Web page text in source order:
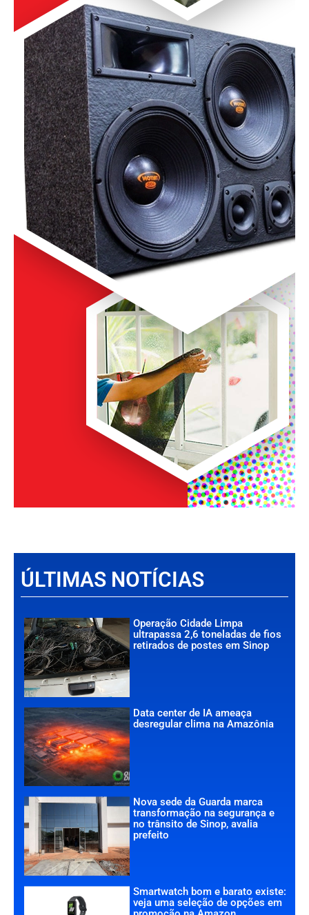
ÚLTIMAS NOTÍCIAS
Operação Cidade Limpa
ultrapassa 2,6 toneladas de fios
retirados de postes em Sinop
Data center de IA ameaça
desregular clima na Amazônia
Nova sede da Guarda marca
transformação na segurança e
no trânsito de Sinop, avalia
prefeito
Smartwatch bom e barato existe:
veja uma seleção de opções em